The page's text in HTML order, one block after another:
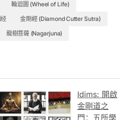
輪迴圖 (Wheel of Life)
金剛經 (Diamond Cutter Sutra)
龍樹菩薩 (Nagarjuna)
Idims: 開啟
金剛道之
門：五所學